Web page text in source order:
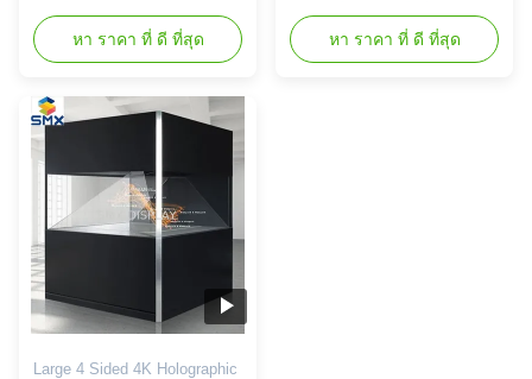
Presentation , View from 4
Sides Description: The 360
3D Holographic Showcase is
which lets you combine a
physical product with 3D
holographic content. The
chamber can be seen from all
4 sides and is designed for
open floor ...
หา ราคา ที่ ดี ที่สุด
Display Box for Trade Show
Description: The 360 3D
Holographic Showcase is a 4
หา ราคา ที่ ดี ที่สุด
Large 4 Sided 4K Holographic